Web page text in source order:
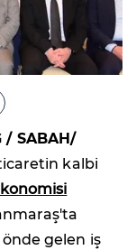
/ SABAH/
kalbi
gelen iş